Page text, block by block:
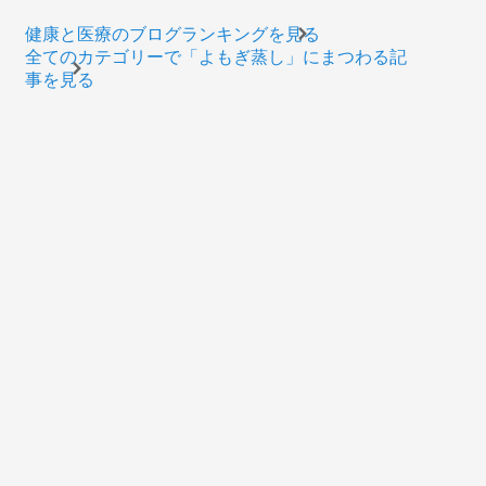
健康と医療のブログランキングを見る
全てのカテゴリーで「よもぎ蒸し」にまつわる記
事を見る